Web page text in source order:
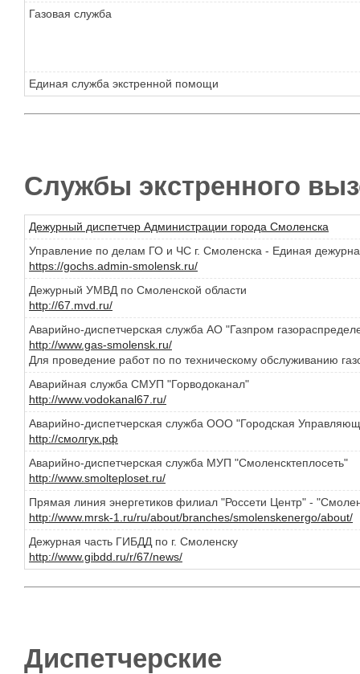
Газовая служба
Единая служба экстренной помощи
Службы экстренного
Дежурный диспетчер Администрации города Смоленска
Управление по делам ГО и ЧС г. Смоленска - Единая
https://gochs.admin-smolensk.ru/
Дежурный УМВД по Смоленской области
http://67.mvd.ru/
Аварийно-диспетчерская служба АО "Газпром
http://www.gas-smolensk.ru/
Для проведение работ по по техническому обслуживанию
Аварийная служба СМУП "Горводоканал"
http://www.vodokanal67.ru/
Аварийно-диспетчерская служба ООО "Городская
http://смолгук.рф
Аварийно-диспетчерская служба МУП "Смоленсктеплосеть"
http://www.smolteploset.ru/
Прямая линия энергетиков филиал "Россети Центр" -
http://www.mrsk-1.ru/ru/about/branches/smolenskenergo/about/
Дежурная часть ГИБДД по г. Смоленску
http://www.gibdd.ru/r/67/news/
Диспетчерские